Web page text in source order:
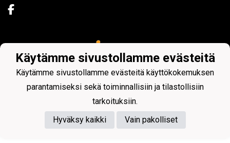
Käytämme sivustollamme evästeitä
Käytämme sivustollamme evästeitä käyttökokemuksen
parantamiseksi sekä toiminnallisiin ja tilastollisiin
tarkoituksiin.
Hyväksy kaikki
Vain pakolliset